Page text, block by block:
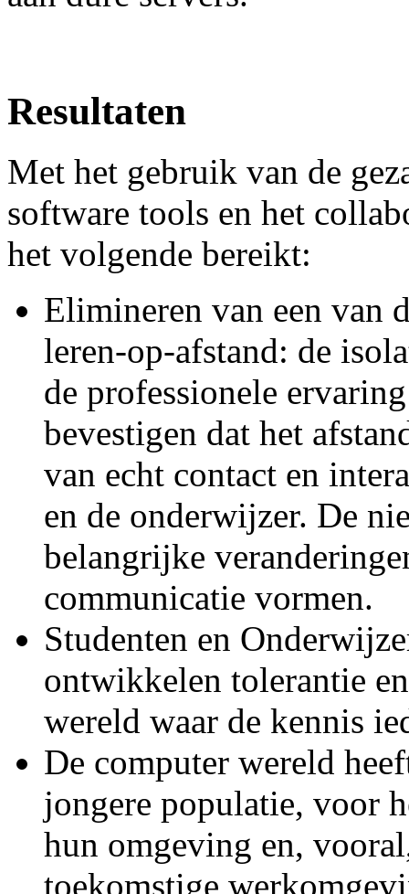
Resultaten
Met het gebruik van de
software tools en het
het volgende bereikt:
Elimineren van een van
leren-op-afstand: de
de professionele
bevestigen dat het
van echt contact en
en de onderwijzer. De
belangrijke
communicatie vormen.
Studenten en
ontwikkelen tolerantie
wereld waar de kennis
De computer wereld
jongere populatie, voor
hun omgeving en,
toekomstige